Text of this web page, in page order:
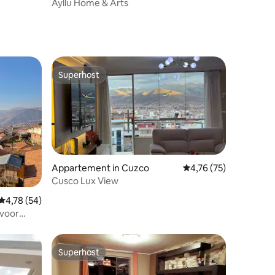
Ayllu Home & Arts
beoordeling van 4,78 uit 5, 54 recensies
4,78 (54)
Superhost
Superhost
Appartement in Cuzco Gemiddelde
4,76 (75)
Cusco Lux View
Superhost
Superhost